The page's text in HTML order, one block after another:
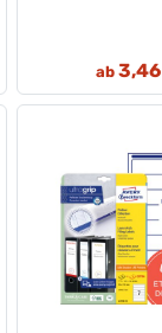
ab3,46